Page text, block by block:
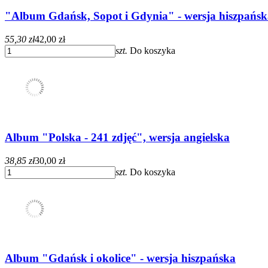
"Album Gdańsk, Sopot i Gdynia" - wersja
55,30 zł42,00 zł
szt. Do koszyka
Album "Polska - 241 zdjęć", wersja angielska
38,85 zł30,00 zł
szt. Do koszyka
Album "Gdańsk i okolice" - wersja hiszpańska